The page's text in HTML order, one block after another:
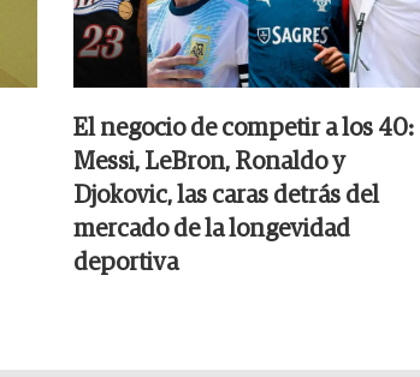
El negocio de competir a los 40:
Messi, LeBron, Ronaldo y
Djokovic, las caras detrás del
mercado de la longevidad
deportiva